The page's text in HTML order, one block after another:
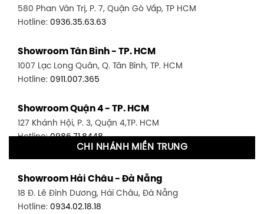
580 Phan Văn Trị, P. 7, Quận Gò Vấp, TP HCM
Hotline: 0936.35.63.63
Showroom Tân Bình - TP. HCM
1007 Lạc Long Quân, Q. Tân Bình, TP. HCM
Hotline: 0911.007.365
Showroom Quận 4 - TP. HCM
127 Khánh Hội, P. 3, Quận 4,TP. HCM
Hotline:0986.71.8448
1411 Đường 3/2, P. 16, Quận 11, TP. HCM
Hotline:0906.256.759
CHI NHÁNH MIỀN TRUNG
Showroom Hải Châu - Đà Nẵng
18 Đ. Lê Đình Dương, Hải Châu, Đà Nẵng
Hotline: 0934.02.18.18